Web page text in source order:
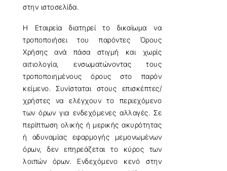
στην ιστοσελίδα.
Η Εταιρεία διατηρεί το δικαίωμα να
τροποποιήσει του παρόντες Όρους
Χρήσης ανά πάσα στιγμή και χωρίς
αιτιολογία, ενσωματώνοντας τους
τροποποιημένους όρους στο παρόν
κείμενο. Συνίσταται στους επισκέπτες/
χρήστες να ελέγχουν το περιεχόμενο
των όρων για ενδεχόμενες αλλαγές. Σε
περίπτωση ολικής ή μερικής ακυρότητας
ή αδυναμίας εφαρμογής μεμονωμένων
όρων, δεν επηρεάζεται το κύρος των
λοιπών όρων. Ενδεχόμενο κενό στην